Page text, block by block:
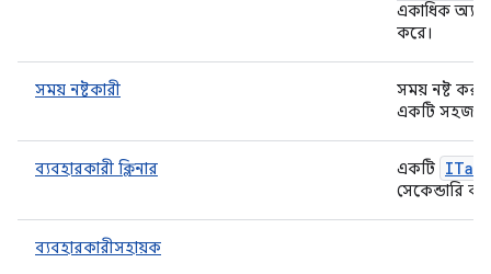
একাধিক অ্যাপ
করে।
সময় নষ্টকারী
সময় নষ্ট
একটি সহজ
ব্যবহারকারী ক্লিনার একটি
সেকেন্ডারি
ব্যবহারকারীসহায়ক